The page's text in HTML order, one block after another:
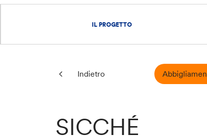
IL PROGETTO
Indietro
SICCHÉ